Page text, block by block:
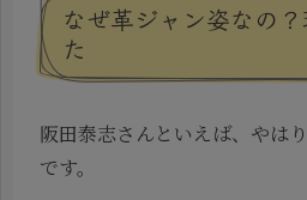
なぜ革ジャン姿なの
た
阪田泰志さんといえば、やは
です。